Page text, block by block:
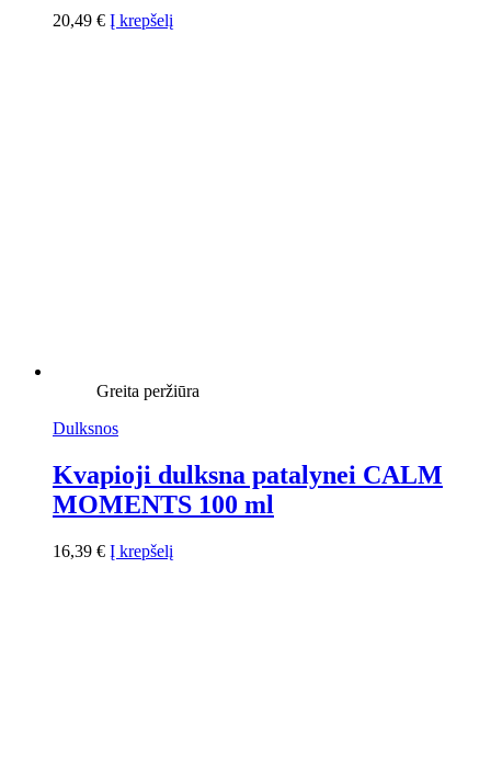
20,49 € Į krepšelį
Greita peržiūra
Dulksnos
Kvapioji dulksna patalynei CALM
MOMENTS 100 ml
16,39 € Į krepšelį